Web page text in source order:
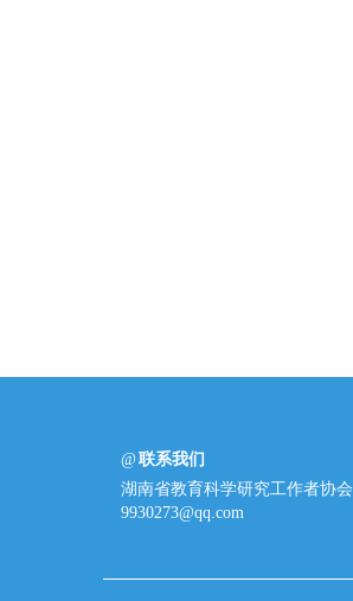
联系我们
湖南省教育科学研究工作者协会
9930273@qq.com